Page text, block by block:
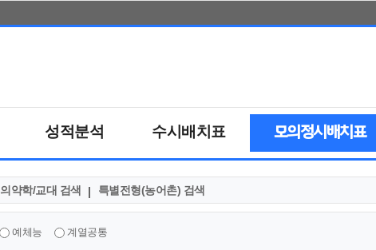
성적분석 수시배치표 모의정시배치표
의약학/교대 검색 특별전형(농어촌) 검색
예체능 계열공통